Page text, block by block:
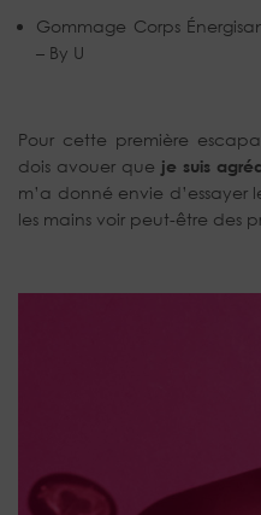
Gommage Corps
– By U
Pour cette première
dois avouer que je suis
m’a donné envie d’essayer
les mains voir peut-être des